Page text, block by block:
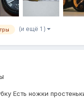
(и ещё 1 )
ножки